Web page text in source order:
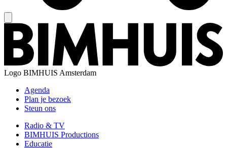
Logo BIMHUIS Amsterdam
Agenda
Plan je bezoek
Steun ons
Radio & TV
BIMHUIS Productions
Educatie